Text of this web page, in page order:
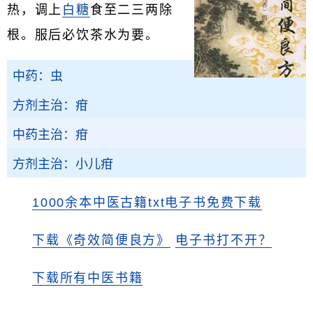
热，调上 白糖食至二三两除
根。服后必饮茶水为要。
中药：虫
方剂主治：疳
中药主治：疳
方剂主治：小儿疳
1000余本中医古籍txt电子书免费下载
下载《奇效简便良方》 电子书打不开？
下载所有中医书籍